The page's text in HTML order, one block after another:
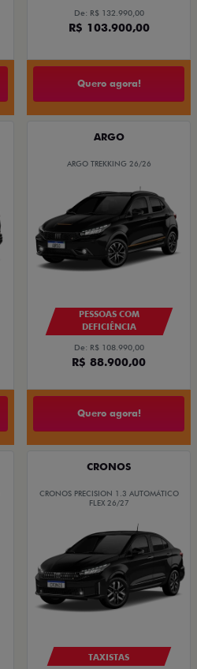
De: R$ 132.990,00
R$ 103.900,00
Quero agora!
ARGO
ARGO TREKKING 26/26
PESSOAS COM
DEFICIÊNCIA
De: R$ 108.990,00
R$ 88.900,00
Quero agora!
CRONOS
CRONOS PRECISION 1.3 AUTOMÁTICO
FLEX 26/27
TAXISTAS